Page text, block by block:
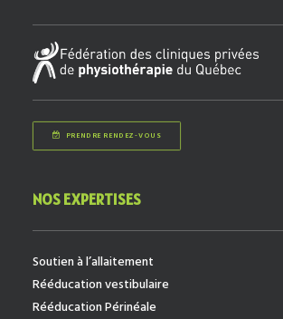
PRENDRE RENDEZ-VOUS
NOS EXPERTISES
Soutien à l’allaitement
Rééducation vestibulaire
Rééducation Périnéale